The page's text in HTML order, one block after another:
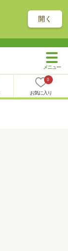
開く
0
お気に入り